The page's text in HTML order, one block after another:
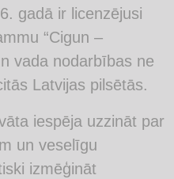
gadā ir licenzējusi
“Cigun –
vada nodarbības ne
Latvijas pilsētās.
iespēja uzzināt par
un veselīgu
izmēģināt